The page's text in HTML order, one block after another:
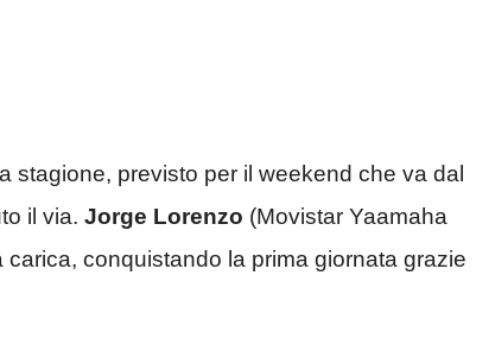
stagione, previsto per il weekend che va dal
il via. Jorge Lorenzo (Movistar Yaamaha
conquistando la prima giornata grazie